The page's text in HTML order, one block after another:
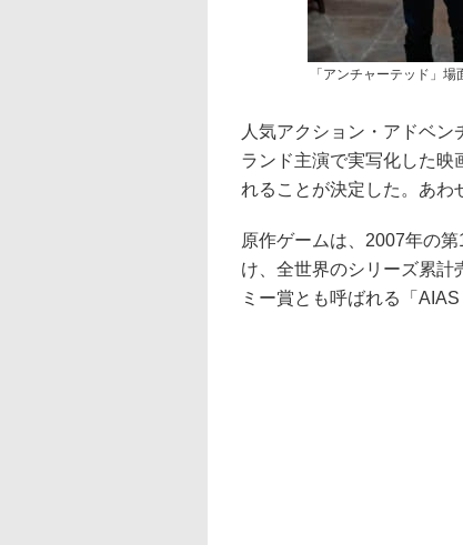
「アンチャーテッド」場
人気アクション・アドベ
ランド主演で実写化した映
れることが決定した。あわ
原作ゲームは、2007年の
け、全世界のシリーズ累計
ミー賞とも呼ばれる「